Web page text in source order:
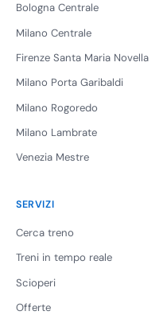
Bologna Centrale
Milano Centrale
Firenze Santa Maria Novella
Milano Porta Garibaldi
Milano Rogoredo
Milano Lambrate
Venezia Mestre
SERVIZI
Cerca treno
Treni in tempo reale
Scioperi
Offerte